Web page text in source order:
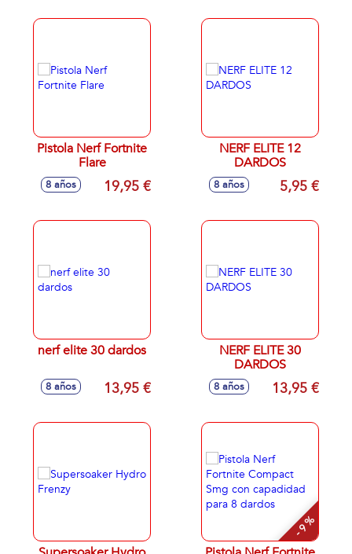
Pistola Nerf Fortnite
Flare
8 años 19,95 €
NERF ELITE 12
DARDOS
8 años 5,95 €
nerf elite 30 dardos
8 años 13,95 €
NERF ELITE 30
DARDOS
8 años 13,95 €
- 9 %